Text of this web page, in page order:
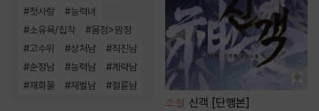
#첫사랑 #능력녀
#소유욕/집착 #몸정>맘정
#고수위 #상처남 #직진남
#순정남 #능력남 #계략남
#재회물 #재벌남 #절륜남
소설 신객 [단행본]